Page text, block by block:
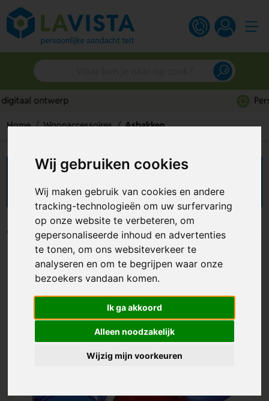
Wij gebruiken cookies
Wij maken gebruik van cookies en andere
tracking-technologieën om uw surfervaring
op onze website te verbeteren, om
gepersonaliseerde inhoud en advertenties
te tonen, om ons websiteverkeer te
analyseren en om te begrijpen waar onze
bezoekers vandaan komen.
Ik ga akkoord
Alleen noodzakelijk
Wijzig mijn voorkeuren
Home Woonaccessoires Asbakken
Asbakken bedrukken
Filters